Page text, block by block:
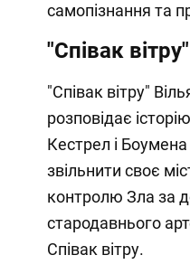
самопізнання та
"Співак вітру"
"Співак вітру"
розповідає
Кестрел і
звільнити своє
контролю Зла за
стародавнього
Співак вітру.